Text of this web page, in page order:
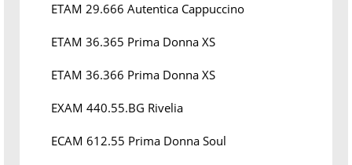
ETAM 29.666 Autentica Cappuccino
ETAM 36.365 Prima Donna XS
ETAM 36.366 Prima Donna XS
EXAM 440.55.BG Rivelia
ECAM 612.55 Prima Donna Soul